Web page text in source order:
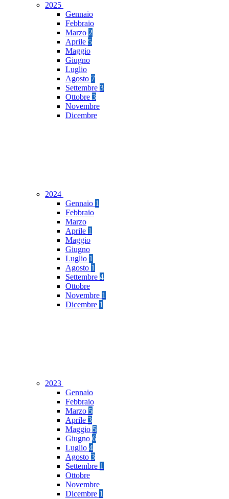
2025
Gennaio
Febbraio
Marzo 2
Aprile 5
Maggio
Giugno
Luglio
Agosto 7
Settembre 3
Ottobre 3
Novembre
Dicembre
2024
Gennaio 1
Febbraio
Marzo
Aprile 1
Maggio
Giugno
Luglio 1
Agosto 1
Settembre 4
Ottobre
Novembre 1
Dicembre 1
2023
Gennaio
Febbraio
Marzo 5
Aprile 3
Maggio 5
Giugno 6
Luglio 4
Agosto 3
Settembre 1
Ottobre
Novembre
Dicembre 1